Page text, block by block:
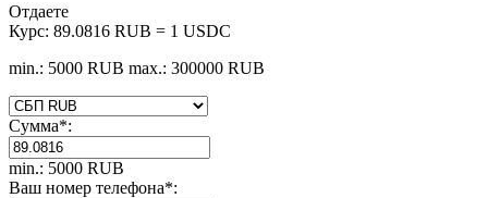
Отдаете
Курс: 89.0816 RUB = 1 USDC
min.: 5000 RUB max.: 300000 RUB
Сумма*:
min.: 5000 RUB
Ваш номер телефона*: